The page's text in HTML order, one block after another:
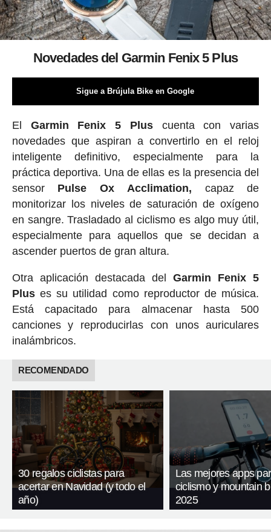
Novedades del Garmin Fenix 5 Plus
Sigue a Brújula Bike en Google
El Garmin Fenix 5 Pluscuenta con varias
novedades que aspiran a convertirlo en el reloj
inteligente definitivo, especialmente para la
práctica deportiva. Una de ellas es la presencia del
sensor Pulse Ox Acclimation, capaz de
monitorizar los niveles de saturación de oxígeno
en sangre. Trasladado al ciclismo es algo muy útil,
especialmente para aquellos que se decidan a
ascender puertos de gran altura.
Otra aplicación destacada delGarmin Fenix 5
Pluses su utilidad como reproductor de música.
Está capacitado para almacenar hasta 500
canciones y reproducirlas con unos auriculares
inalámbricos.
RECOMENDADO
30 regalos ciclistas para
acertar en Navidad (y todo el
año)
Las mejores apps
ciclismo y mountain
2025